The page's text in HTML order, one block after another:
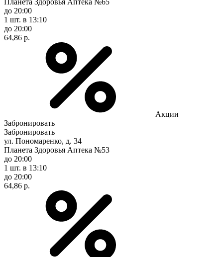
до 20:00
1 шт. в 13:10
до 20:00
64,86 р.
Акции
Забронировать
Забронировать
ул. Пономаренко, д. 34
Планета Здоровья Аптека №53
до 20:00
1 шт. в 13:10
до 20:00
64,86 р.